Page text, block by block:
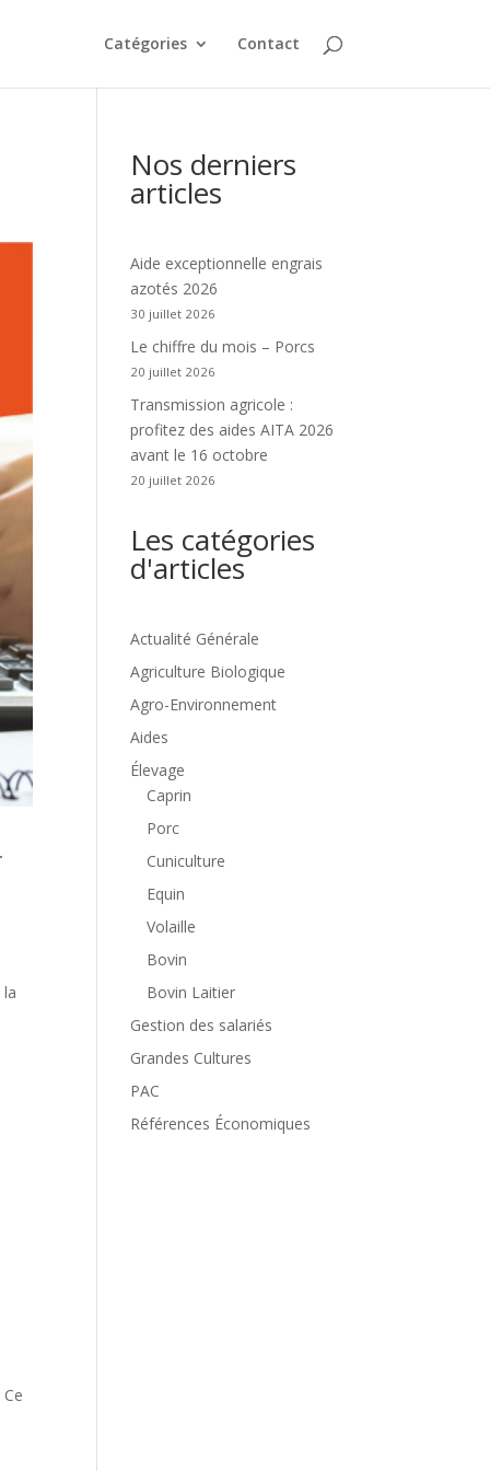
Catégories Contact
Nos derniers
articles
Aide exceptionnelle engrais
azotés 2026
30 juillet 2026
Le chiffre du mois – Porcs
20 juillet 2026
Transmission agricole :
profitez des aides AITA 2026
avant le 16 octobre
20 juillet 2026
Les catégories
d'articles
Actualité Générale
Agriculture Biologique
Agro-Environnement
Aides
Élevage
Caprin
Porc
Cuniculture
Equin
Volaille
Bovin
Bovin Laitier
Gestion des salariés
Grandes Cultures
PAC
Références Économiques